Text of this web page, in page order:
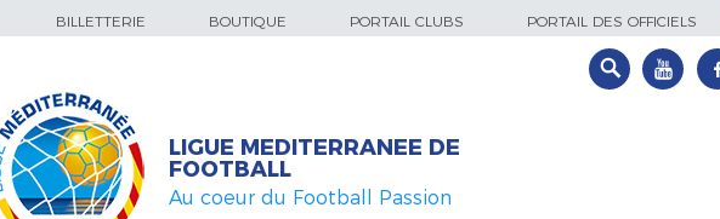
BILLETTERIE BOUTIQUE PORTAIL CLUBS PORTAIL DES OFFICIELS
LIGUE MEDITERRANEE DE
FOOTBALL
Au coeur du Football Passion